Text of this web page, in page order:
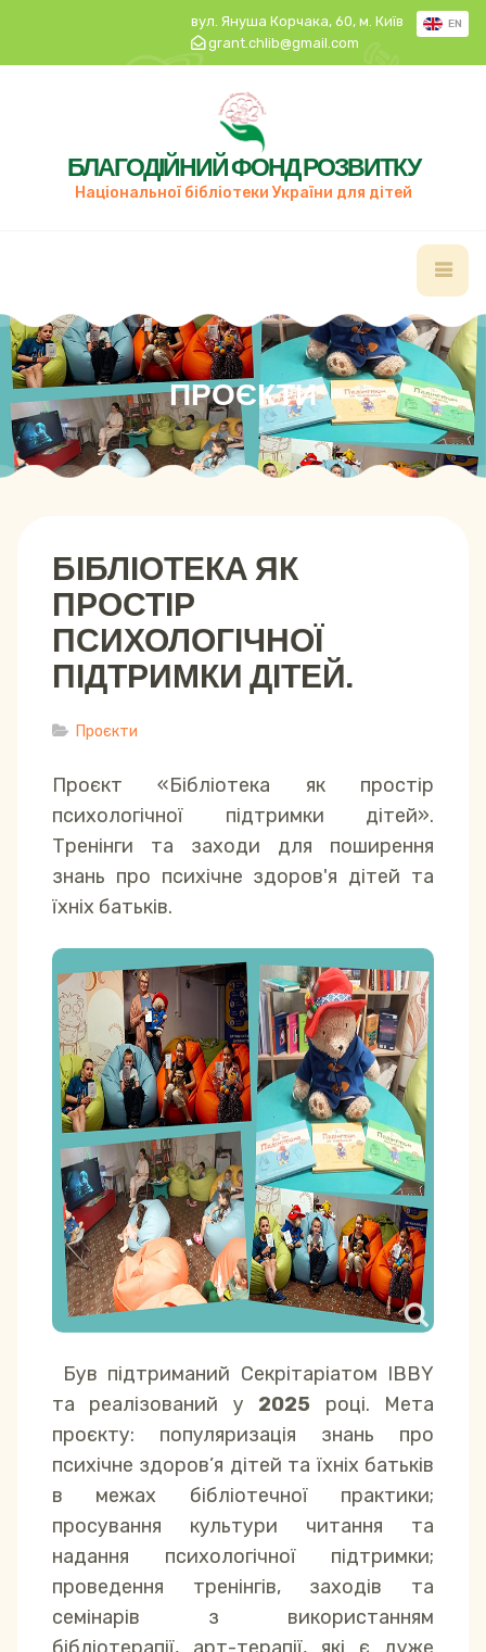
вул. Януша Корчака, 60, м. Київ
grant.chlib@gmail.com
EN
БЛАГОДІЙНИЙ ФОНД РОЗВИТКУ
Національної бібліотеки України для дітей
ПРОЄКТИ
БІБЛІОТЕКА ЯК
ПРОСТІР
ПСИХОЛОГІЧНОЇ
ПІДТРИМКИ ДІТЕЙ.
Проєкти
Проєкт «Бібліотека як простір
психологічної підтримки дітей».
Тренінги та заходи для поширення
знань про психічне здоров'я дітей та
їхніх батьків.
Був підтриманий Секрітаріатом IBBY
та реалізований у 2025 році. Мета
проєкту: популяризація знань про
психічне здоров’я дітей та їхніх батьків
в межах бібліотечної практики;
просування культури читання та
надання психологічної підтримки;
проведення тренінгів, заходів та
семінарів з використанням